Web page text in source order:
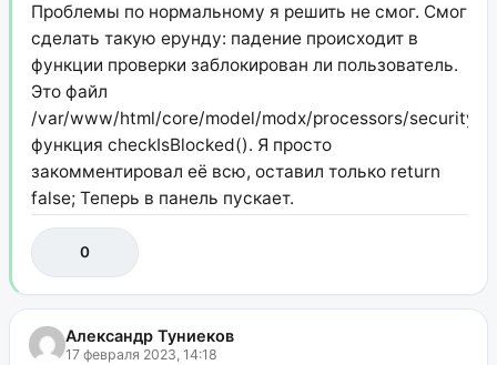
Проблемы по нормальному я решить не смог. Смог
сделать такую ерунду: падение происходит в
функции проверки заблокирован ли пользователь.
Это файл
/var/www/html/core/model/modx/processors/security/
функция checkIsBlocked(). Я просто
закомментировал её всю, оставил только return
false; Теперь в панель пускает.
0
Александр Туниеков
17 февраля 2023, 14:18